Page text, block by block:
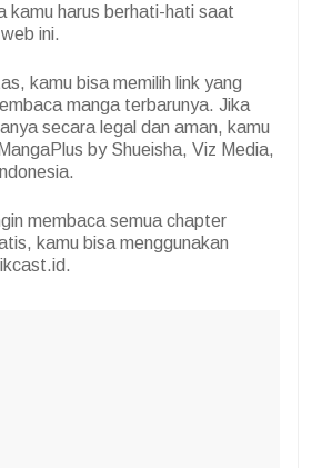
kamu harus berhati-hati saat
ini.
kamu bisa memilih link yang
manga terbarunya. Jika
secara legal dan aman, kamu
by Shueisha, Viz Media,
membaca semua chapter
kamu bisa menggunakan